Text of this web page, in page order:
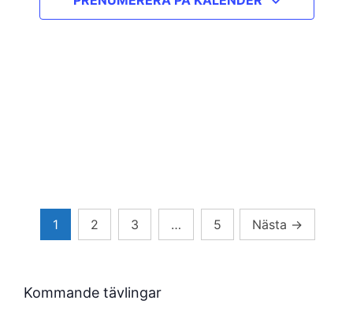
Sidnumrering
1 2 3 … 5 Nästa →
Kommande tävlingar